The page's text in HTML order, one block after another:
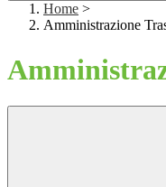
Home >
Amministrazione